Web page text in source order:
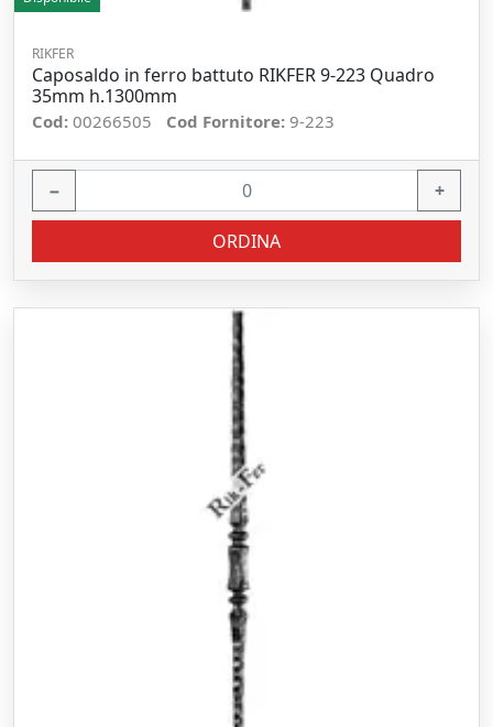
RIKFER
Caposaldo in ferro battuto RIKFER 9-223 Quadro
35mm h.1300mm
Cod: 00266505 Cod Fornitore: 9-223
− +
ORDINA